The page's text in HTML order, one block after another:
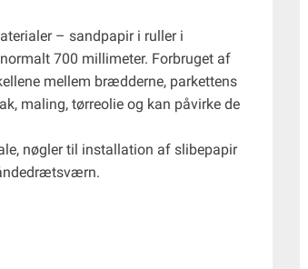
– sandpapir i ruller i
700 millimeter. Forbruget af
mellem brædderne, parkettens
maling, tørreolie og kan påvirke de
nøgler til installation af slibepapir